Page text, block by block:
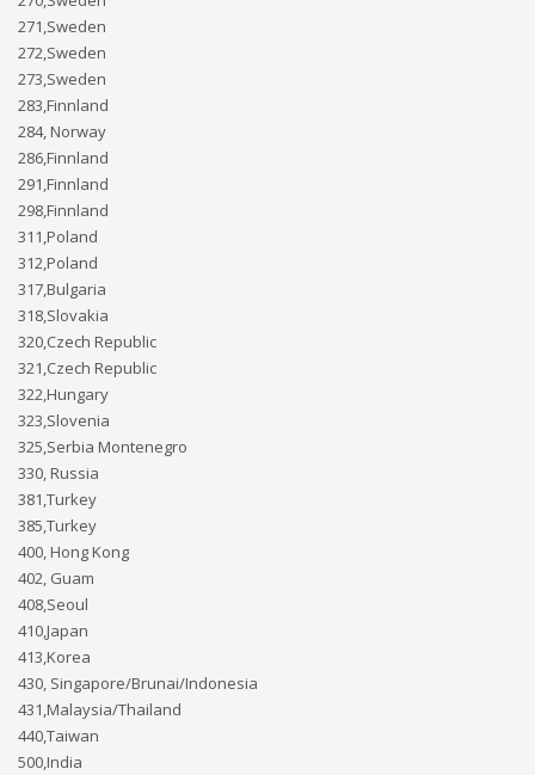
271,Sweden
272,Sweden
273,Sweden
283,Finnland
284, Norway
286,Finnland
291,Finnland
298,Finnland
311,Poland
312,Poland
317,Bulgaria
318,Slovakia
320,Czech Republic
321,Czech Republic
322,Hungary
323,Slovenia
325,Serbia Montenegro
330, Russia
381,Turkey
385,Turkey
400, Hong Kong
402, Guam
408,Seoul
410,Japan
413,Korea
430, Singapore/Brunai/Indonesia
431,Malaysia/Thailand
440,Taiwan
500,India